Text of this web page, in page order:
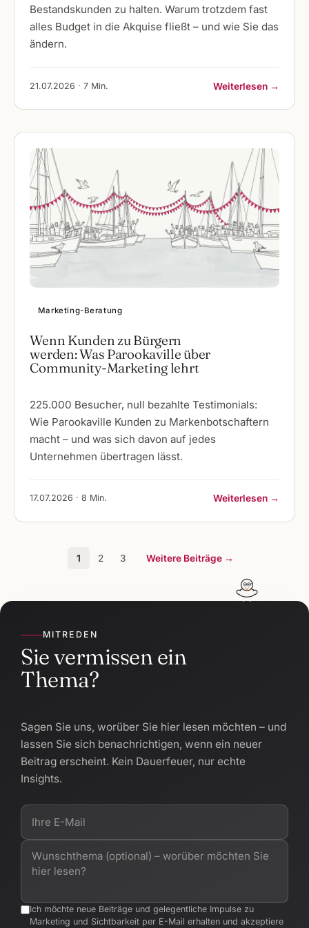
Bestandskunden zu halten. Warum trotzdem fast
alles Budget in die Akquise fließt – und wie Sie das
ändern.
21.07.2026 · 7 Min. Weiterlesen →
Marketing-Beratung
Wenn Kunden zu Bürgern
werden: Was Parookaville über
Community-Marketing lehrt
225.000 Besucher, null bezahlte Testimonials:
Wie Parookaville Kunden zu Markenbotschaftern
macht – und was sich davon auf jedes
Unternehmen übertragen lässt.
17.07.2026 · 8 Min. Weiterlesen →
1 2 3 Weitere Beiträge →
MITREDEN
Sie vermissen ein
Thema?
Sagen Sie uns, worüber Sie hier lesen möchten – und
lassen Sie sich benachrichtigen, wenn ein neuer
Beitrag erscheint. Kein Dauerfeuer, nur echte
Insights.
Ich möchte neue Beiträge und gelegentliche Impulse zu
Marketing und Sichtbarkeit per E-Mail erhalten und akzeptiere